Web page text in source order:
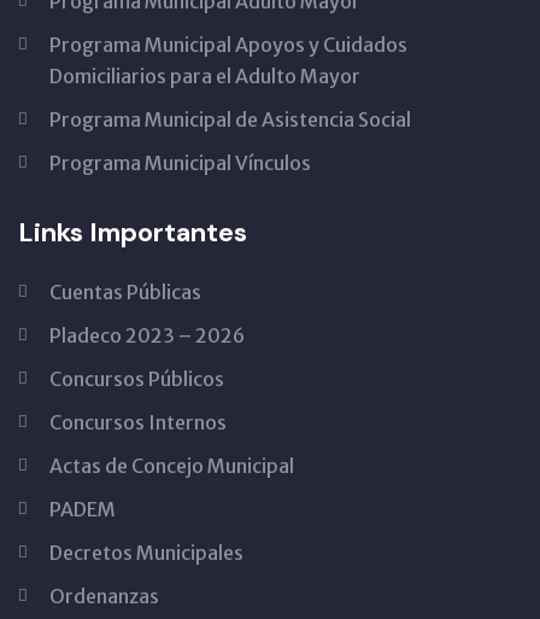
Programa Municipal Apoyos y Cuidados
Domiciliarios para el Adulto Mayor
Programa Municipal de Asistencia Social
Programa Municipal Vínculos
Links Importantes
Cuentas Públicas
Pladeco 2023 – 2026
Concursos Públicos
Concursos Internos
Actas de Concejo Municipal
PADEM
Decretos Municipales
Ordenanzas